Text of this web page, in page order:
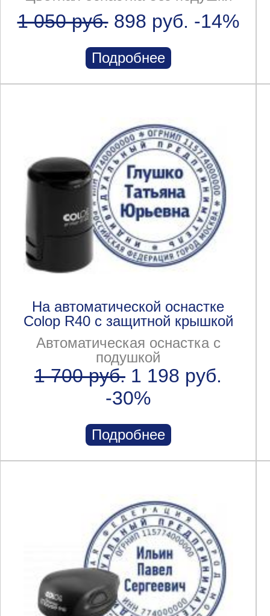
1 050 руб.898 руб. -14%
Подробнее
На автоматической оснастке
Colop R40 с защитной крышкой
Автоматическая оснастка с
подушкой
1 700 руб. 1 198 руб.
-30%
Подробнее